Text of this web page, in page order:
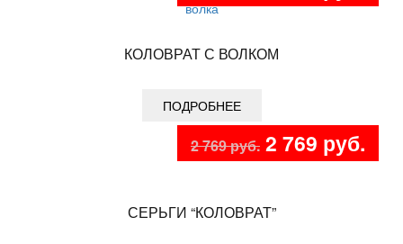
цена
составляла
КОЛОВРАТ С ВОЛКОМ
ПОДРОБНЕЕ
2 769руб.
цена
составляла
2
2 769 руб.
СЕРЬГИ “КОЛОВРАТ”